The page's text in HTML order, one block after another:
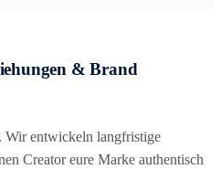
& Brand
Wir entwickeln langfristige
Creator eure Marke authentisch